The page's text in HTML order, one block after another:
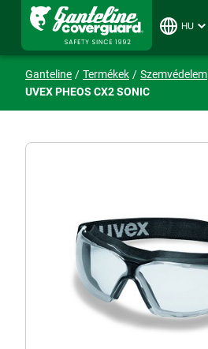
HU
Ganteline Termékek Szemvédelem
UVEX PHEOS CX2 SONIC